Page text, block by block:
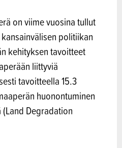
on viime vuosina tullut
politiikan
kehityksen tavoitteet
liittyviä
tavoitteella 15.3
huonontuminen
Degradation